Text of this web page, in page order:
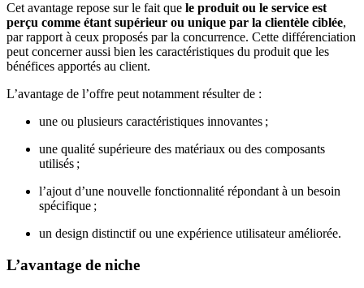
Cet avantage repose sur le fait que le produit ou le service est
perçu comme étant supérieur ou unique par la clientèle ciblée,
par rapport à ceux proposés par la concurrence. Cette différenciation
peut concerner aussi bien les caractéristiques du produit que les
bénéfices apportés au client.
L’avantage de l’offre peut notamment résulter de :
une ou plusieurs caractéristiques innovantes ;
une qualité supérieure des matériaux ou des composants
utilisés ;
l’ajout d’une nouvelle fonctionnalité répondant à un besoin
spécifique ;
un design distinctif ou une expérience utilisateur améliorée.
L’avantage de niche